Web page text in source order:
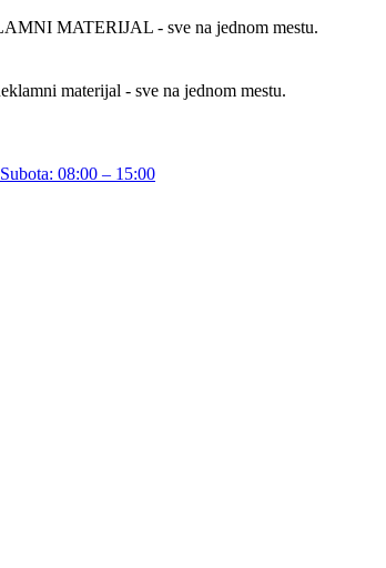
MATERIJAL - sve na jednom mestu.
materijal - sve na jednom mestu.
08:00 – 15:00